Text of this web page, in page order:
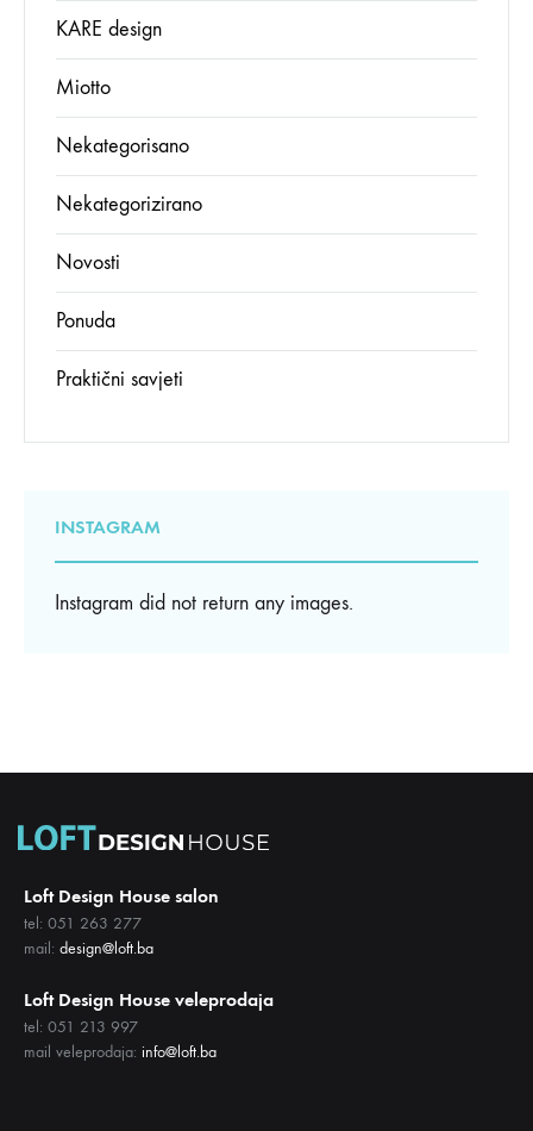
KARE design
Miotto
Nekategorisano
Nekategorizirano
Novosti
Ponuda
Praktični savjeti
INSTAGRAM
Instagram did not return any images.
Loft Design House salon
tel: 051 263 277
mail: design@loft.ba
Loft Design House veleprodaja
tel: 051 213 997
mail veleprodaja: info@loft.ba